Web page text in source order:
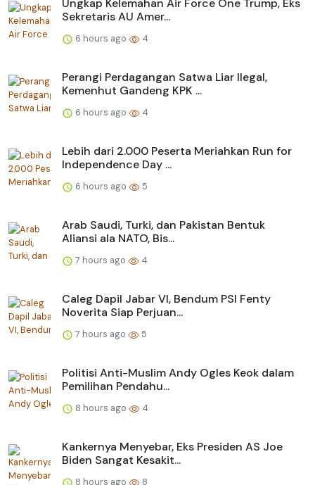
Ungkap Kelemahan Air Force One Trump, Eks
Sekretaris AU Amer...
6 hours ago 4
Perangi Perdagangan Satwa Liar Ilegal,
Kemenhut Gandeng KPK ...
6 hours ago 4
Lebih dari 2.000 Peserta Meriahkan Run for
Independence Day ...
6 hours ago 5
Arab Saudi, Turki, dan Pakistan Bentuk
Aliansi ala NATO, Bis...
7 hours ago 4
Caleg Dapil Jabar VI, Bendum PSI Fenty
Noverita Siap Perjuan...
7 hours ago 5
Politisi Anti-Muslim Andy Ogles Keok dalam
Pemilihan Pendahu...
8 hours ago 4
Kankernya Menyebar, Eks Presiden AS Joe
Biden Sangat Kesakit...
8 hours ago 8